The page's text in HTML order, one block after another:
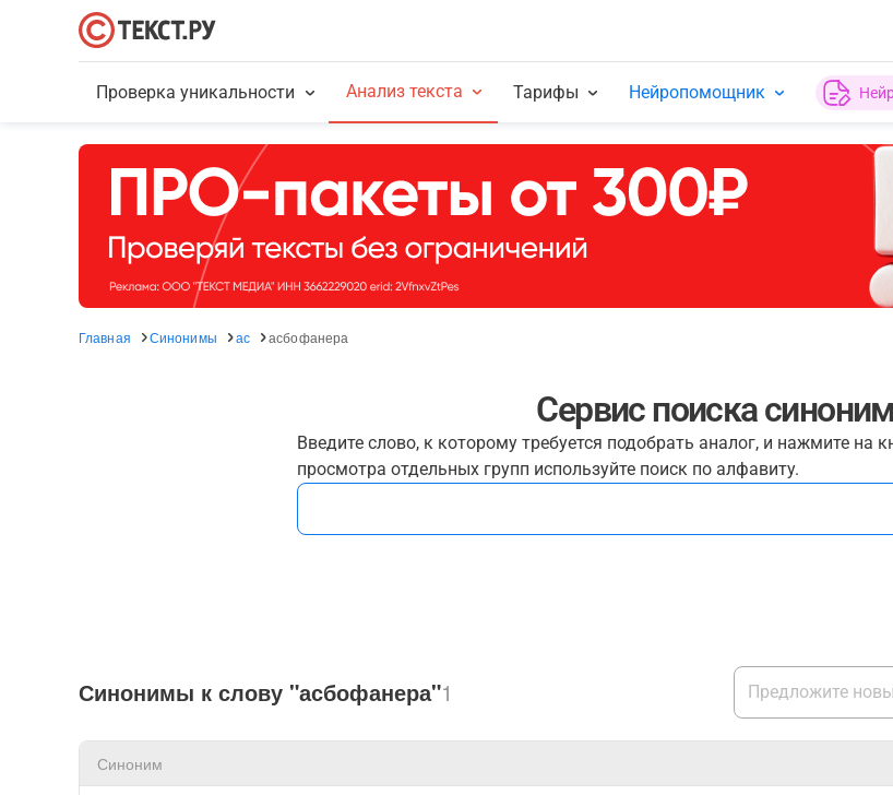
Проверка уникальности Анализ текста Тарифы Нейропомощник
Главная Синонимы ас асбофанера
Сервис поиска
Введите слово, к которому требуется подобрать аналог, и нажмите на
просмотра отдельных групп используйте поиск по алфавиту.
Синонимы к слову "асбофанера"1
Синоним